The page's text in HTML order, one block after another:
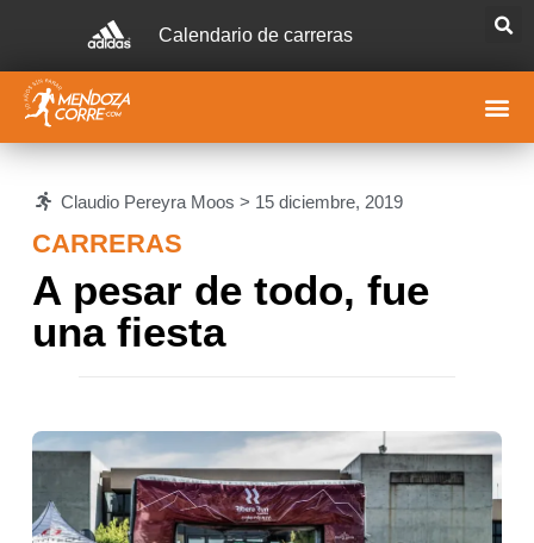
Calendario de carreras
Claudio Pereyra Moos > 15 diciembre, 2019
CARRERAS
A pesar de todo, fue
una fiesta